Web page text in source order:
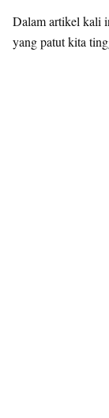
Dalam artikel kali
yang patut kita